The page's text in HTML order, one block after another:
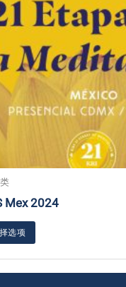
Mex 2024
选项